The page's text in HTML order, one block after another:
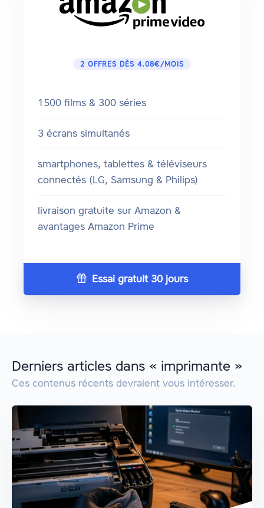
2 OFFRES DÈS 4.08€/MOIS
1500 films & 300 séries
3 écrans simultanés
smartphones, tablettes & téléviseurs
connectés (LG, Samsung & Philips)
livraison gratuite sur Amazon &
avantages Amazon Prime
Essai gratuit 30 jours
Derniers articles dans « imprimante »
Ces contenus récents devraient vous intéresser.